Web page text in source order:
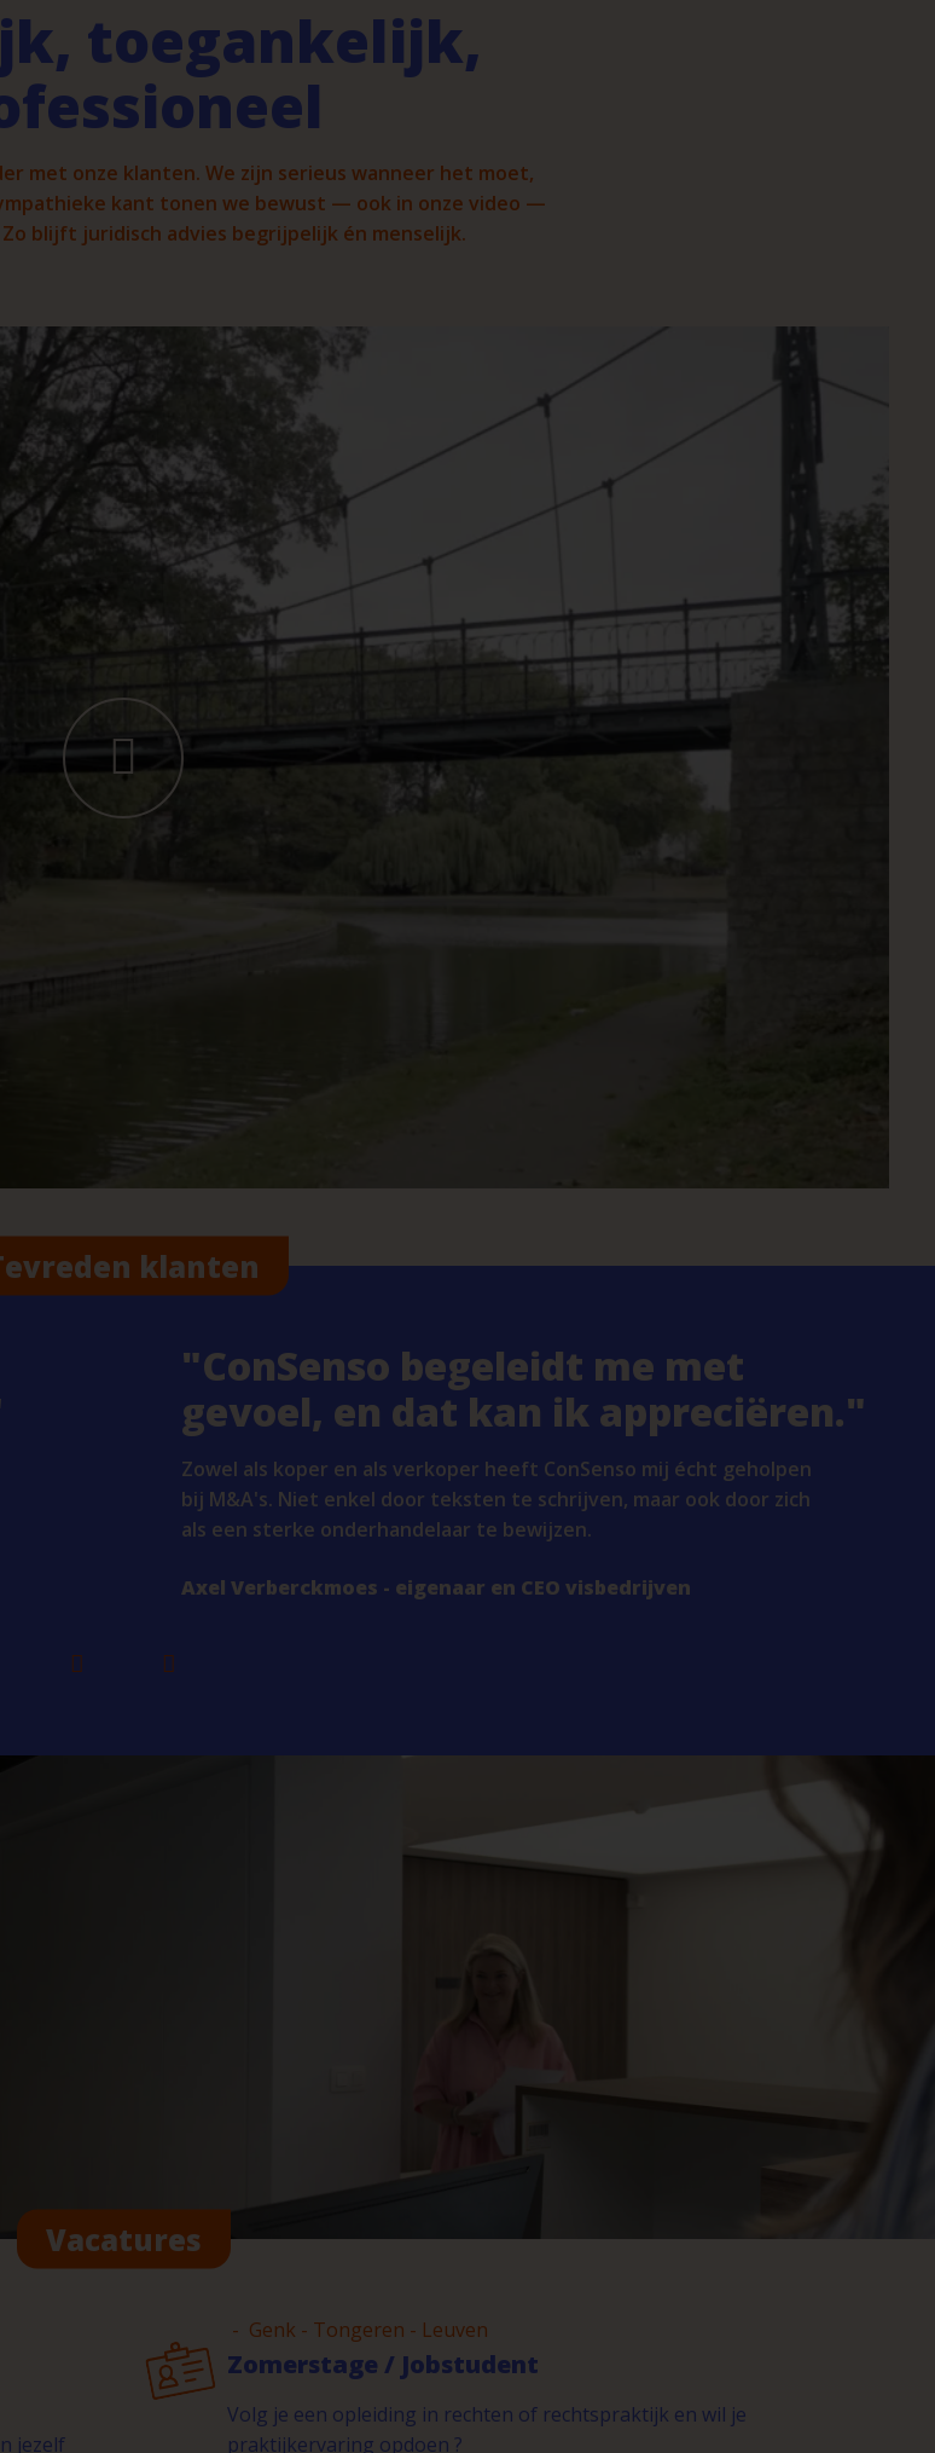
toegankelijk,
met onze klanten. We zijn serieus wanneer het moet,
kant tonen we bewust — ook in onze video —
blijft juridisch advies begrijpelijk én menselijk.
klanten
ConSenso begeleidt me met
gevoel, en dat kan ik appreciëren.
Zowel als koper en als verkoper heeft ConSenso mij écht geholpen
bij M&A's. Niet enkel door teksten te schrijven, maar ook door zich
als een sterke onderhandelaar te bewijzen.
Axel Verberckmoes - eigenaar en CEO visbedrijven
Vacatures
jezelf
- Genk - Tongeren - Leuven
Zomerstage / Jobstudent
Volg je een opleiding in rechten of rechtspraktijk en wil je
praktijkervaring opdoen ?